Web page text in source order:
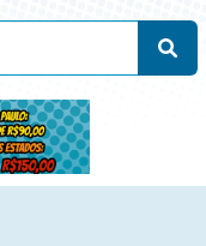
finalista, colorista